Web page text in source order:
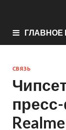
СВЯЗЬ